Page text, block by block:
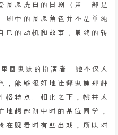
反派洗白的日剧（第一部是
剧中的反派角色并不是单纯
己的动机和故事，最终的转
面鬼妹的扮演者。她不仅人
，能够很好地诠释鬼妹那种
格特点。相比之下，桃井太
地想起初中时的某位同学，
在观看时有些出戏，所以对